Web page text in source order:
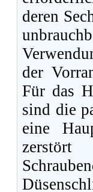
deren
der
Für das
sind die
eine